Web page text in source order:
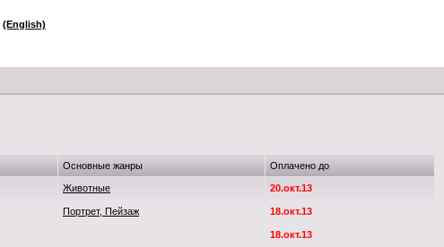
(English)
Основные жанры Оплачено до
Животные 20.окт.13
Портрет, Пейзаж 18.окт.13
18.окт.13